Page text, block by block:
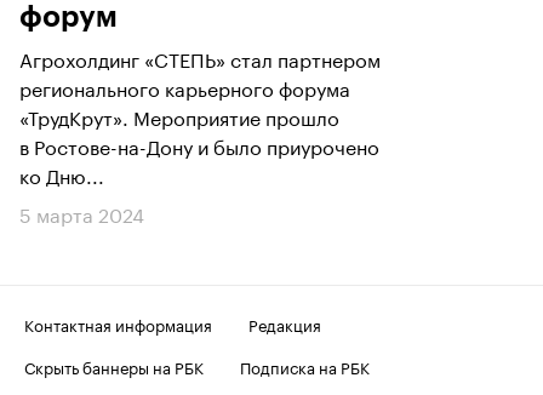
форум
Агрохолдинг «СТЕПЬ» стал партнером
регионального карьерного форума
«ТрудКрут». Мероприятие прошло
в Ростове-на-Дону и было приурочено
ко Дню...
5 марта 2024
Контактная информация
Редакция
Скрыть баннеры на РБК
Подписка на РБК